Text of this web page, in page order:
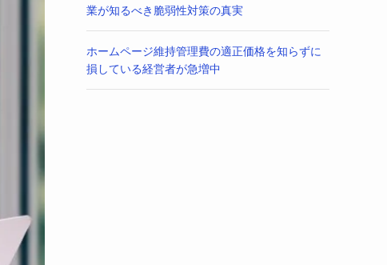
業が知るべき脆弱性対策の真実
ホームページ維持管理費の適正価格を知らずに
損している経営者が急増中